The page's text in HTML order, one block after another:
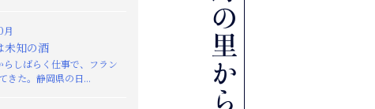
月
未知の酒
らしばらく仕事で、フラン
きた。静岡県の日...